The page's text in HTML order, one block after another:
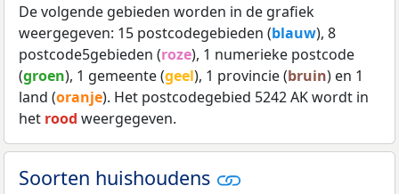
De volgende gebieden worden in de grafiek
weergegeven: 15 postcodegebieden (blauw), 8
postcode5gebieden (roze), 1 numerieke postcode
(groen), 1 gemeente (geel), 1 provincie (bruin) en 1
land (oranje). Het postcodegebied 5242 AK wordt in
het rood weergegeven.
Soorten huishoudens